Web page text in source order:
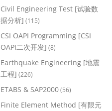
Civil Engineering Test [试验数
据分析] (115)
CSI OAPI Programming [CSI
OAPI二次开发] (8)
Earthquake Engineering [地震
工程] (226)
ETABS & SAP2000(56)
Finite Element Method [有限元